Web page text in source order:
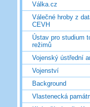
Válka.cz
Válečné hroby z
CEVH
Ústav pro studium
režimů
Vojenský ústřední
Vojenství
Background
Vlastenecká